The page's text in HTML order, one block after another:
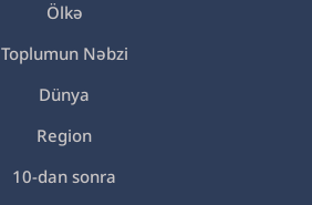
Ölkə
Toplumun Nəbzi
Dünya
Region
10-dan sonra